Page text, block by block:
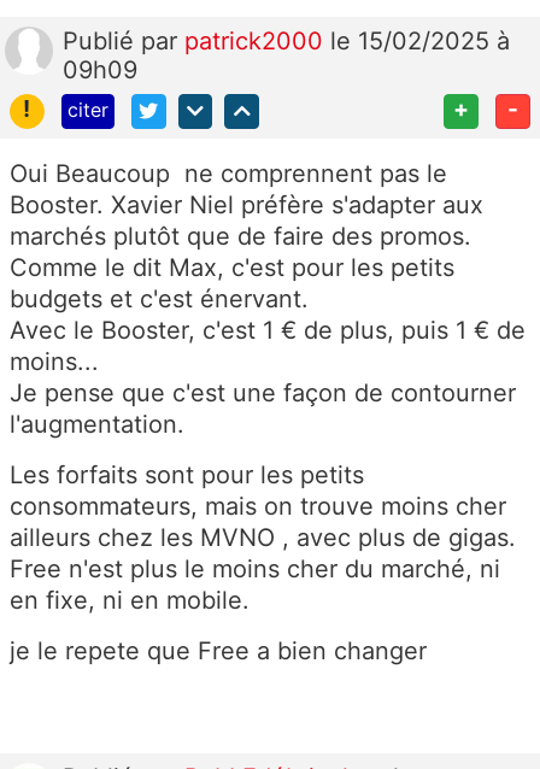
Publié par patrick2000 le 15/02/2025 à
09h09
!
citer + -
Oui Beaucoup ne comprennent pas le
Booster. Xavier Niel préfère s'adapter aux
marchés plutôt que de faire des promos.
Comme le dit Max, c'est pour les petits
budgets et c'est énervant.
Avec le Booster, c'est 1 € de plus, puis 1 € de
moins...
Je pense que c'est une façon de contourner
l'augmentation.
Les forfaits sont pour les petits
consommateurs, mais on trouve moins cher
ailleurs chez les MVNO , avec plus de gigas.
Free n'est plus le moins cher du marché, ni
en fixe, ni en mobile.
je le repete que Free a bien changer